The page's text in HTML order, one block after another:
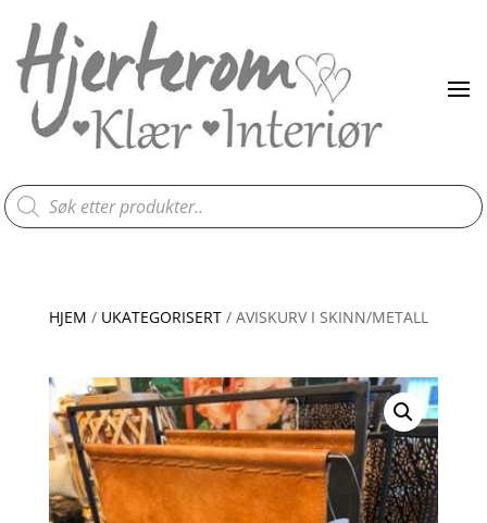
Products
search
HJEM / UKATEGORISERT/ AVISKURV I SKINN/METALL